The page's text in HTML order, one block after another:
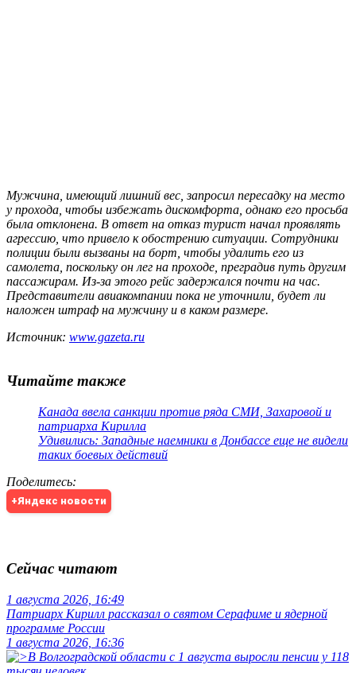
Мужчина, имеющий лишний вес, запросил пересадку на место
у прохода, чтобы избежать дискомфорта, однако его просьба
была отклонена. В ответ на отказ турист начал проявлять
агрессию, что привело к обострению ситуации. Сотрудники
полиции были вызваны на борт, чтобы удалить его из
самолета, поскольку он лег на проходе, преградив путь другим
пассажирам. Из-за этого рейс задержался почти на час.
Представители авиакомпании пока не уточнили, будет ли
наложен штраф на мужчину и в каком размере.
Источник: www.gazeta.ru
Читайте также
Канада ввела санкции против ряда СМИ, Захаровой и
патриарха Кирилла
Удивились: Западные наемники в Донбассе еще не видели
таких боевых действий
Поделитесь:
+Яндекс новости
Сейчас читают
1 августа 2026, 16:49
Патриарх Кирилл рассказал о святом Серафиме и ядерной
программе России
1 августа 2026, 16:36